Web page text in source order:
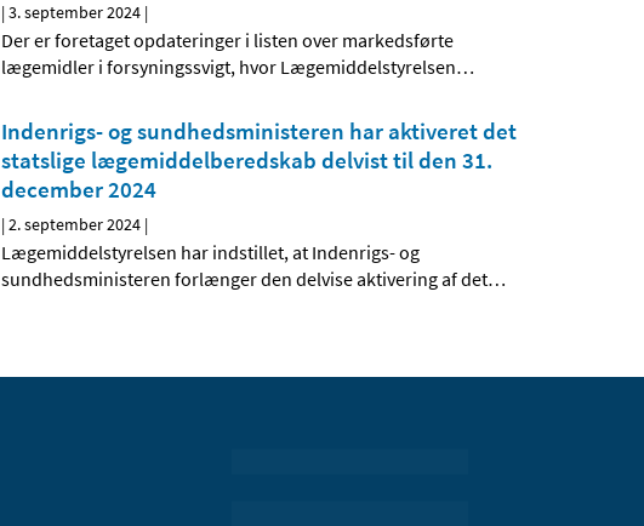
|3. september 2024 |
Der er foretaget opdateringer i listen over markedsførte
lægemidler i forsyningssvigt, hvor Lægemiddelstyrelsen…
Indenrigs- og sundhedsministeren har aktiveret det
statslige lægemiddelberedskab delvist til den 31.
december 2024
|2. september 2024 |
Lægemiddelstyrelsen har indstillet, at Indenrigs- og
sundhedsministeren forlænger den delvise aktivering af det…